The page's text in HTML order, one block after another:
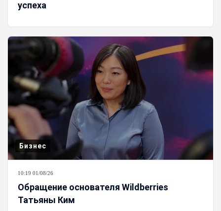
успеха
Бизнес
10:19 01/08/26
Обращение основателя Wildberries
Татьяны Ким